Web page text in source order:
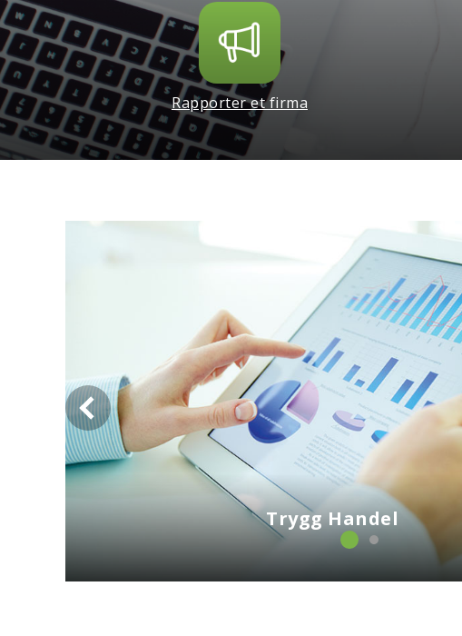
Rapporter et firma
Deres sikkerhet mot svindel!